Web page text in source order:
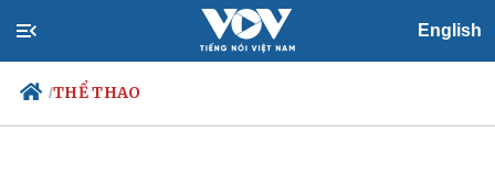
English
/THỂ THAO